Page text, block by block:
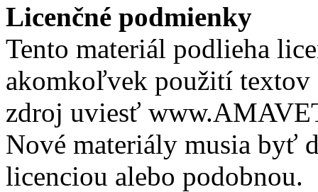
Licenčné podmienky
Tento materiál podlieha
akomkoľvek použití textov
zdroj uviesť
Nové materiály musia byť
licenciou alebo podobnou.